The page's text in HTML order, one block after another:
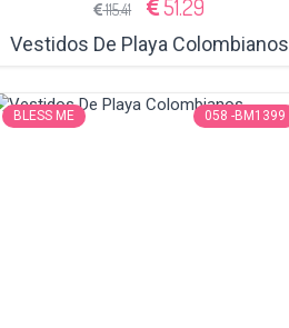
115.41 51.29
Vestidos De Playa Colombianos
BLESS ME 058 -BM1399